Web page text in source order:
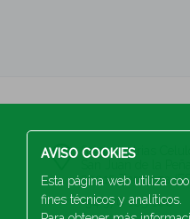
S.A Industrias
50015 Zaragoza
+34 976 103 100
AVISO COOKIES
Esta página web utiliza
fines técnicos y analíticos.